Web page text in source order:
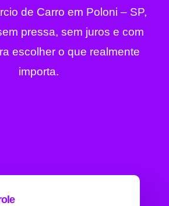
de Carro em Poloni – SP,
pressa, sem juros e com
escolher o que realmente
importa.